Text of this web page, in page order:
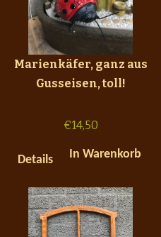
Marienkäfer, ganz aus
Gusseisen, toll!
€14,50
Details In Warenkorb